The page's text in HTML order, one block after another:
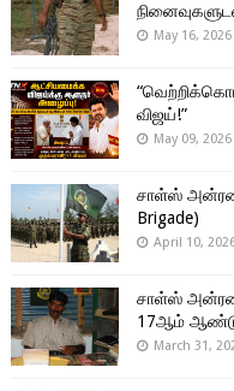
May 16, 2026
விஜய்!”
May 09, 2026
சாள்ஸ் அன்ரனி
Brigade)
April 10,
சாள்ஸ்
17ஆம்
March 31,